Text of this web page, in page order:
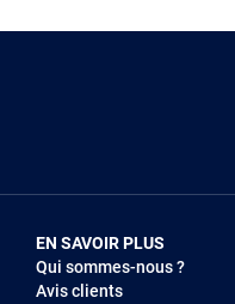
EN SAVOIR PLUS
Qui sommes-nous ?
Avis clients